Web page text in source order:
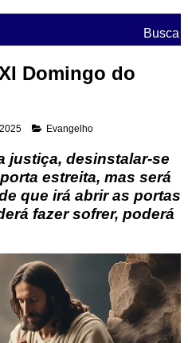
Busca
Domingo do
Evangelho
justiça, desinstalar-se
estreita, mas será
que irá abrir as portas
fazer sofrer, poderá